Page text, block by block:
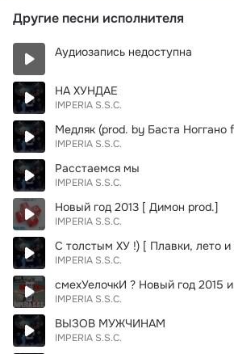
Другие песни исполнителя
Аудиозапись недоступна
НА ХУНДАЕ
IMPERIA S.S.C.
IMPERIA S.S.C.
Расстаемся мы
IMPERIA S.S.C.
Новый год 2013 [ Димон prod.]
IMPERIA S.S.C.
IMPERIA S.S.C.
смехУелочкИ ? Новый год 2015 и
IMPERIA S.S.C.
ВЫЗОВ МУЖЧИНАМ
IMPERIA S.S.C.